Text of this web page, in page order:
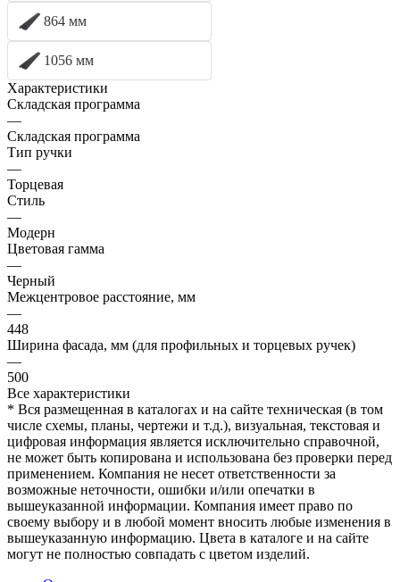
864 мм
1056 мм
Характеристики
Складская программа
—
Складская программа
Тип ручки
—
Торцевая
Стиль
—
Модерн
Цветовая гамма
—
Черный
Межцентровое расстояние, мм
—
448
Ширина фасада, мм (для профильных и торцевых ручек)
—
500
Все характеристики
* Вся размещенная в каталогах и на сайте техническая (в том
числе схемы, планы, чертежи и т.д.), визуальная, текстовая и
цифровая информация является исключительно справочной,
не может быть копирована и использована без проверки перед
применением. Компания не несет ответственности за
возможные неточности, ошибки и/или опечатки в
вышеуказанной информации. Компания имеет право по
своему выбору и в любой момент вносить любые изменения в
вышеуказанную информацию. Цвета в каталоге и на сайте
могут не полностью совпадать с цветом изделий.